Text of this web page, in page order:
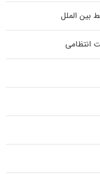
بین الملل
انتظامی